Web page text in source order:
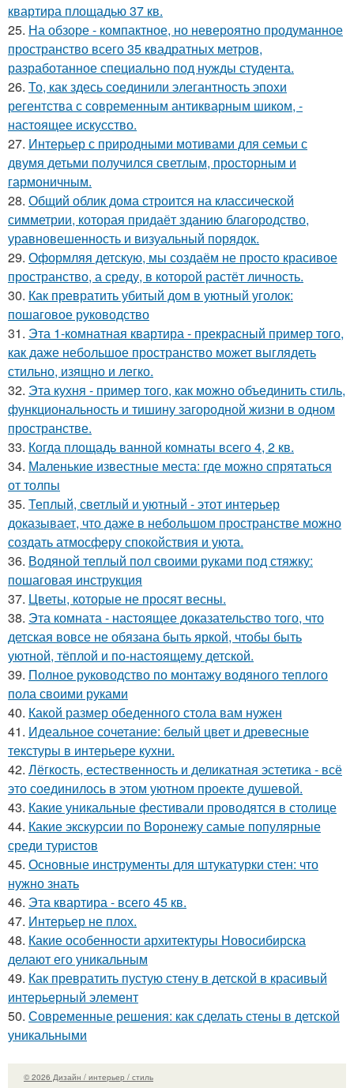
квартира площадью 37 кв.
25. На обзоре - компактное, но невероятно продуманное
пространство всего 35 квадратных метров,
разработанное специально под нужды студента.
26. То, как здесь соединили элегантность эпохи
регентства с современным антикварным шиком, -
настоящее искусство.
27. Интерьер с природными мотивами для семьи с
двумя детьми получился светлым, просторным и
гармоничным.
28. Общий облик дома строится на классической
симметрии, которая придаёт зданию благородство,
уравновешенность и визуальный порядок.
29. Оформляя детскую, мы создаём не просто красивое
пространство, а среду, в которой растёт личность.
30. Как превратить убитый дом в уютный уголок:
пошаговое руководство
31. Эта 1-комнатная квартира - прекрасный пример того,
как даже небольшое пространство может выглядеть
стильно, изящно и легко.
32. Эта кухня - пример того, как можно объединить стиль,
функциональность и тишину загородной жизни в одном
пространстве.
33. Когда площадь ванной комнаты всего 4, 2 кв.
34. Маленькие известные места: где можно спрятаться
от толпы
35. Теплый, светлый и уютный - этот интерьер
доказывает, что даже в небольшом пространстве можно
создать атмосферу спокойствия и уюта.
36. Водяной теплый пол своими руками под стяжку:
пошаговая инструкция
37. Цветы, которые не просят весны.
38. Эта комната - настоящее доказательство того, что
детская вовсе не обязана быть яркой, чтобы быть
уютной, тёплой и по-настоящему детской.
39. Полное руководство по монтажу водяного теплого
пола своими руками
40. Какой размер обеденного стола вам нужен
41. Идеальное сочетание: белый цвет и древесные
текстуры в интерьере кухни.
42. Лёгкость, естественность и деликатная эстетика - всё
это соединилось в этом уютном проекте душевой.
43. Какие уникальные фестивали проводятся в столице
44. Какие экскурсии по Воронежу самые популярные
среди туристов
45. Основные инструменты для штукатурки стен: что
нужно знать
46. Эта квартира - всего 45 кв.
47. Интерьер не плох.
48. Какие особенности архитектуры Новосибирска
делают его уникальным
49. Как превратить пустую стену в детской в красивый
интерьерный элемент
50. Современные решения: как сделать стены в детской
уникальными
© 2026 Дизайн / интерьер / стиль